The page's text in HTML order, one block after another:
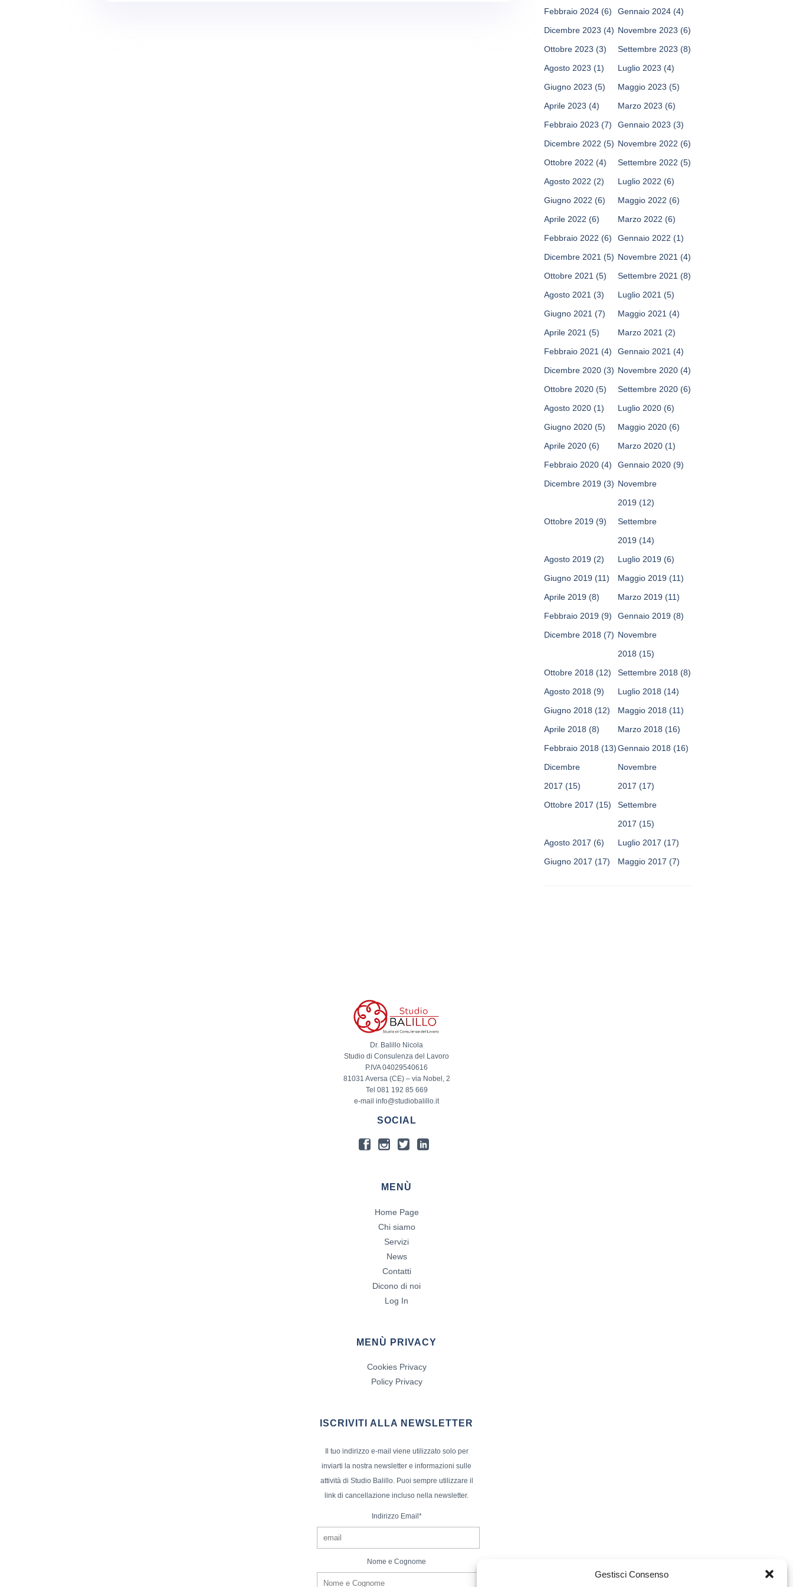
Gestisci Consenso
Febbraio 2024 (6) Gennaio 2024 (4)
Dicembre 2023 (4) Novembre 2023 (6)
Ottobre 2023 (3) Settembre 2023 (8)
Agosto 2023 (1) Luglio 2023 (4)
Giugno 2023 (5) Maggio 2023 (5)
Aprile 2023 (4) Marzo 2023 (6)
Febbraio 2023 (7) Gennaio 2023 (3)
Dicembre 2022 (5) Novembre 2022 (6)
Ottobre 2022 (4) Settembre 2022 (5)
Agosto 2022 (2) Luglio 2022 (6)
Giugno 2022 (6) Maggio 2022 (6)
Aprile 2022 (6) Marzo 2022 (6)
Febbraio 2022 (6) Gennaio 2022 (1)
Dicembre 2021 (5) Novembre 2021 (4)
Ottobre 2021 (5) Settembre 2021 (8)
Agosto 2021 (3) Luglio 2021 (5)
Giugno 2021 (7) Maggio 2021 (4)
Aprile 2021 (5) Marzo 2021 (2)
Febbraio 2021 (4) Gennaio 2021 (4)
Dicembre 2020 (3) Novembre 2020 (4)
Ottobre 2020 (5) Settembre 2020 (6)
Agosto 2020 (1) Luglio 2020 (6)
Giugno 2020 (5) Maggio 2020 (6)
Aprile 2020 (6) Marzo 2020 (1)
Febbraio 2020 (4) Gennaio 2020 (9)
Dicembre 2019 (3) Novembre
2019 (12)
Ottobre 2019 (9)
Settembre
2019 (14)
Agosto 2019 (2) Luglio 2019 (6)
Giugno 2019 (11) Maggio 2019 (11)
Aprile 2019 (8) Marzo 2019 (11)
Febbraio 2019 (9) Gennaio 2019 (8)
Dicembre 2018 (7) Novembre
2018 (15)
Ottobre 2018 (12) Settembre 2018 (8)
Agosto 2018 (9) Luglio 2018 (14)
Giugno 2018 (12) Maggio 2018 (11)
Aprile 2018 (8) Marzo 2018 (16)
Febbraio 2018 (13)Gennaio 2018 (16)
Dicembre
2017 (15)
Novembre
2017 (17)
Ottobre 2017 (15)
Settembre
2017 (15)
Agosto 2017 (6) Luglio 2017 (17)
Giugno 2017 (17) Maggio 2017 (7)
Dr. Balillo Nicola
Studio di Consulenza del Lavoro
P.IVA 04029540616
81031 Aversa (CE) – via Nobel, 2
Tel 081 192 85 669
e-mail info@studiobalillo.it
SOCIAL
MENÙ
Home Page
Chi siamo
Servizi
News
Contatti
Dicono di noi
Log In
MENÙ PRIVACY
Cookies Privacy
Policy Privacy
ISCRIVITI ALLA NEWSLETTER
Il tuo indirizzo e-mail viene utilizzato solo per
inviarti la nostra newsletter e informazioni sulle
attività di Studio Balillo. Puoi sempre utilizzare il
link di cancellazione incluso nella newsletter.
Indirizzo Email*
Nome e Cognome